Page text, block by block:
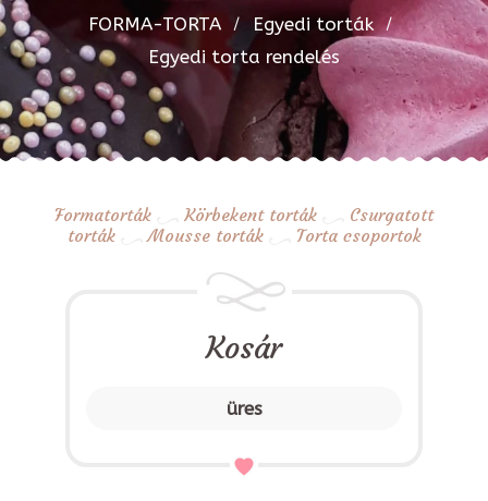
FORMA-TORTA
Egyedi torták
Egyedi torta rendelés
Formatorták Körbekent torták
Csurgatott
torták
Mousse torták Torta csoportok
Kosár
üres